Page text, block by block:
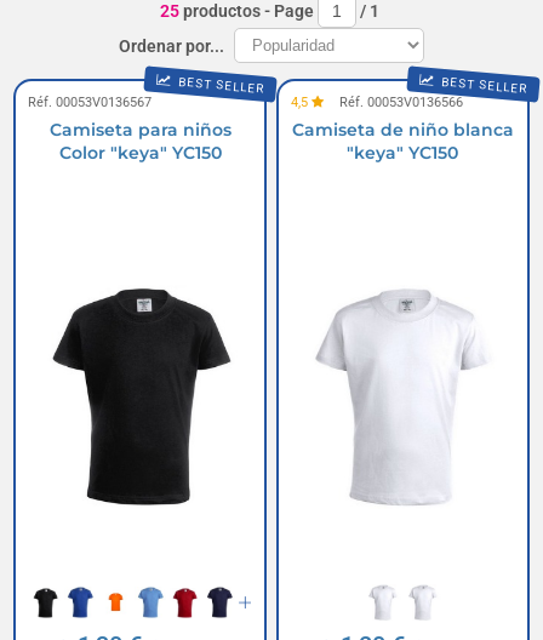
25productos- Page / 1
Ordenar por...
BEST SELLER
Réf. 00053V0136567
Camiseta para niños
Color "keya" YC150
BEST SELLER
4,5 Réf. 00053V0136566
Camiseta de niño blanca
"keya" YC150